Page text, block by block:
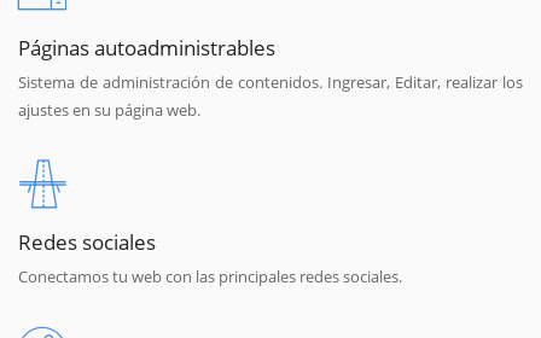
Páginas autoadministrables
Sistema de administración de contenidos. Ingresar, Editar, realizar los
ajustes en su página web.
Redes sociales
Conectamos tu web con las principales redes sociales.